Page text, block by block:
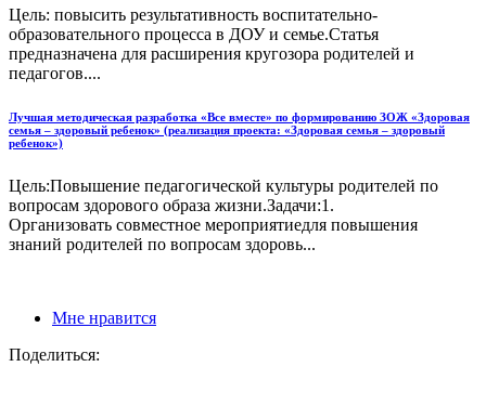
Цель: повысить результативность воспитательно-
образовательного процесса в ДОУ и семье.Статья
предназначена для расширения кругозора родителей и
педагогов....
Лучшая методическая разработка «Все вместе» по формированию ЗОЖ «Здоровая
семья – здоровый ребенок» (реализация проекта: «Здоровая семья – здоровый
ребенок»)
Цель:Повышение педагогической культуры родителей по
вопросам здорового образа жизни.Задачи:1.
Организовать совместное мероприятиедля повышения
знаний родителей по вопросам здоровь...
Мне нравится
Поделиться: